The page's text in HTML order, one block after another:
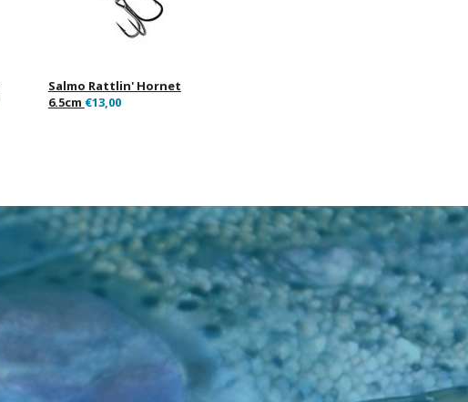
Salmo Rattlin' Hornet
6.5cm €13,00